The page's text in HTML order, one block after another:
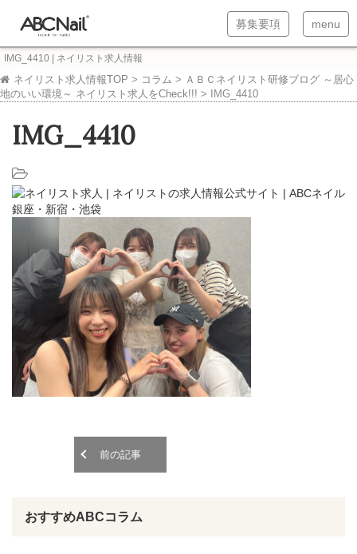
T
o
g
a
v
a
t
n
募集要項
T
o
a
menu
IMG_4410 | ネイリスト求人情報
ネイリスト求人情報TOP > コラム > ＡＢＣネイリスト研修ブログ ～居心
地のいい環境～ ネイリスト求人をCheck!!! > IMG_4410
IMG_4410
前の記事
おすすめABCコラム